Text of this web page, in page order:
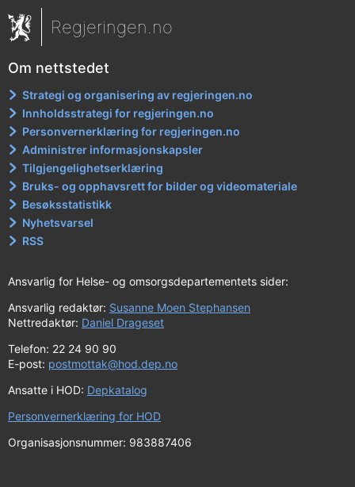
Regjeringen.no
Om nettstedet
Strategi og organisering av regjeringen.no
Innholdsstrategi for regjeringen.no
Personvernerklæring for regjeringen.no
Administrer informasjonskapsler
Tilgjengelighetserklæring
Bruks- og opphavsrett for bilder og videomateriale
Besøksstatistikk
Nyhetsvarsel
RSS
Ansvarlig for Helse- og omsorgsdepartementets sider:
Ansvarlig redaktør: Susanne Moen Stephansen
Nettredaktør: Daniel Drageset
Telefon: 22 24 90 90
E-post: postmottak@hod.dep.no
Ansatte i HOD: Depkatalog
Personvernerklæring for HOD
Organisasjonsnummer: 983887406